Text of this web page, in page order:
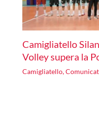
Camigliatello
Volley supera la
Camigliatello,